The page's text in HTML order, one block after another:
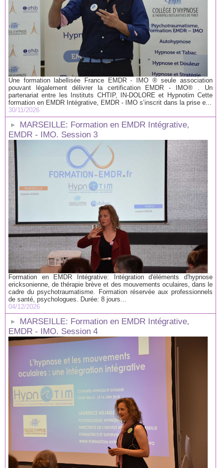
Une formation labellisée France EMDR - IMO ® seule association
pouvant légalement délivrer la certification EMDR - IMO® . Un
partenariat entre les Instituts CHTIP, IN-DOLORE et Hypnotim Cette
formation en EMDR Intégrative, EMDR - IMO s’inscrit dans la prise e...
30/11/2026
MARSEILLE: Formation en EMDR Intégrative,
EMDR - IMO. Session 3
Formation en EMDR Intégrative: Intégration d'éléments d'hypnose
ericksonienne, de thérapie brève et des mouvements oculaires, dans le
cadre du psychotraumatisme. Formation réservée aux professionnels
de santé, psychologues. Durée: 8 jours...
04/12/2026
MARSEILLE: Formation en EMDR Intégrative,
EMDR - IMO. Session 4